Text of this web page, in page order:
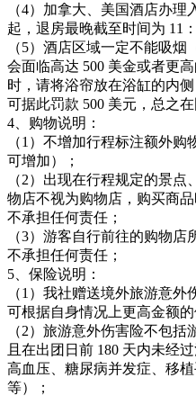
（4）加拿大、美国酒店办理
起，退房最晚截至时间为 11：
（5）酒店区域一定不能吸
会面临高达 500 美金或者更
时，请将浴帘放在浴缸的内
可据此罚款 500 美元，总之
4、购物说明：
（1）不增加行程标注额外
可增加）；
（2）出现在行程规定的景
物店不视为购物店，购买商
不承担任何责任；
（3）游客自行前往的购物
不承担任何责任；
5、保险说明：
（1）我社赠送境外旅游意外
可根据自身情况上更高金额的
（2）旅游意外伤害险不包括
且在出团日前 180 天内未经
高血压、糖尿病并发症、移
等）；